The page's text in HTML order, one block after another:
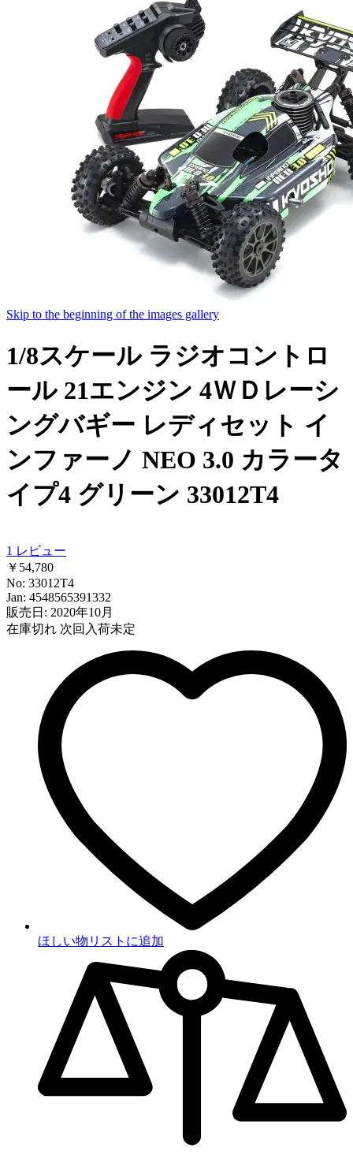
Skip to the beginning of the images gallery
1/8スケール ラジオコントロ
ール 21エンジン 4ＷＤレーシ
ングバギー レディセット イ
ンファーノ NEO 3.0 カラータ
イプ4 グリーン 33012T4
1 レビュー
￥54,780
No: 33012T4
Jan: 4548565391332
販売日: 2020年10月
在庫切れ 次回入荷未定
ほしい物リストに追加